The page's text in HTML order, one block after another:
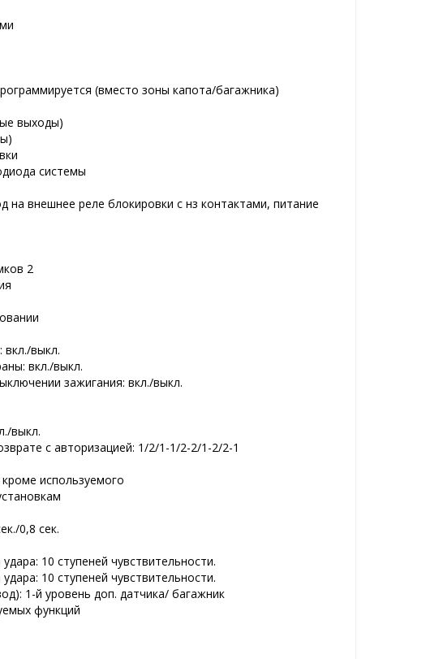
(вместо зоны капота/багажника)
выходы)
системы
внешнее реле блокировки с нз контактами, питание
2
вкл./выкл.
вкл./выкл.
зажигания: вкл./выкл.
выкл.
с авторизацией: 1/2/1-1/2-2/1-2/2-1
используемого
0,8 сек.
10 ступеней чувствительности.
10 ступеней чувствительности.
1-й уровень доп. датчика/ багажник
функций